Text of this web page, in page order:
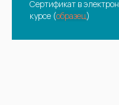
Сертификат в
курсе (образец)